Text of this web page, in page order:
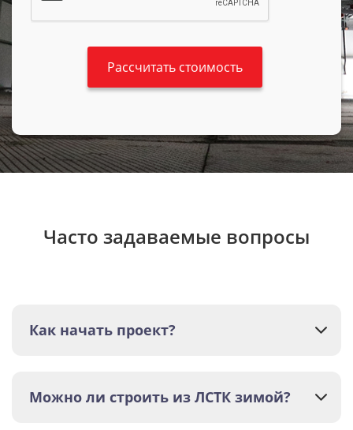
Часто задаваемые вопросы
Как начать проект?
Можно ли строить из ЛСТК зимой?